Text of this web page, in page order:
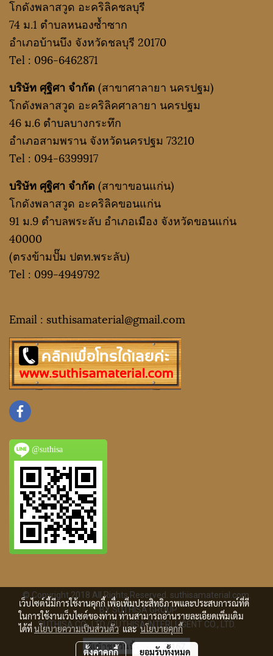
โกดังพลาสวูด อะคริลิคชลบุรี
74 ม.1 ตำบลหนองซ้ำซาก
อำเภอบ้านบึง จังหวัดชลบุรี 20170
Tel : 096-6462871
บริษัท ศุฐิศา จำกัด (สาขาศาลายา นครปฐม)
โกดังพลาสวูด อะคริลิคศาลายา นครปฐม
46 ม.6 ตำบลบางกระทึก
อำเภอสามพราน จังหวัดนครปฐม 73210
Tel : 094-6399917
บริษัท ศุฐิศา จำกัด (สาขาขอนแก่น)
โกดังพลาสวูด อะคริลิคขอนแก่น
91 ม.9 ตำบลพระลับ อำเภอเมือง จังหวัดขอนแก่น
40000
(ตรงข้ามปั๊ม ปตท.พระลับ)
Tel : 099-4949792
Email : suthisamaterial@gmail.com
@suthisa
© Copyright 2018 All Rights Reserved. suthisamaterial.com.
BY SUTHISA GROUP
SUTHISA CO., LTD./SUTHISA INTERLLIGENT CO., LTD.
ผู้เข้าชมวันนี้ 2,167
เว็บไซต์นี้มีการใช้งานคุกกี้ เพื่อเพิ่มประสิทธิภาพและประสบการณ์ที่ดี
ในการใช้งานเว็บไซต์ของท่าน ท่านสามารถอ่านรายละเอียดเพิ่มเติม
ได้ที่นโยบายความเป็นส่วนตัวและนโยบายคุกกี้
ตั้งค่าคุกกี้ ยอมรับทั้งหมด